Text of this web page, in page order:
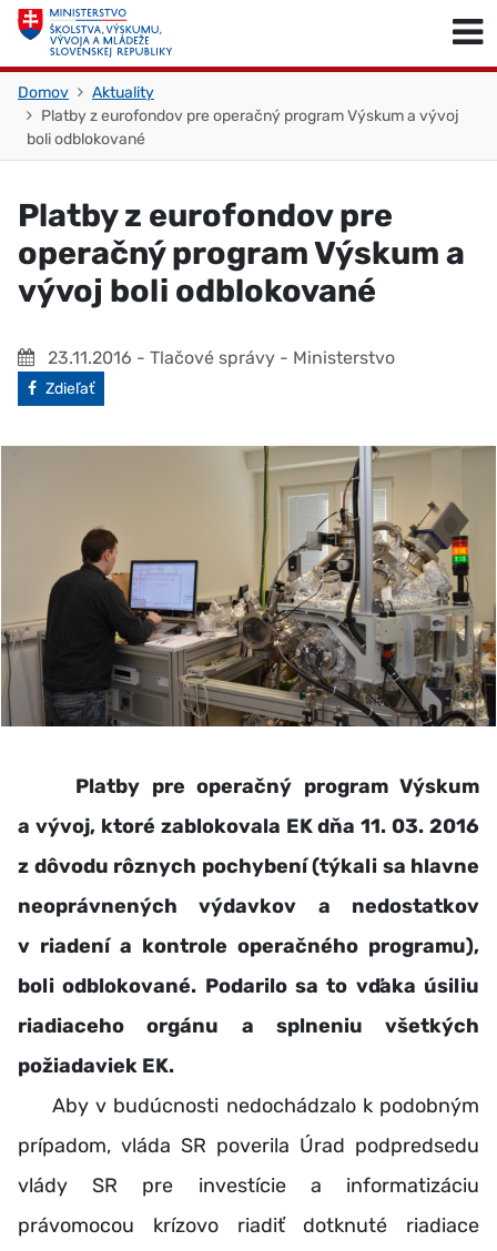
Skočiť na obsah
Domov
Aktuality
Platby z eurofondov pre operačný program Výskum a vývoj
boli odblokované
Platby z eurofondov pre
operačný program Výskum a
vývoj boli odblokované
23.11.2016 - Tlačové správy - Ministerstvo
Facebook
Zdieľať
Platby pre operačný program Výskum
a vývoj, ktoré zablokovala EK dňa 11. 03. 2016
z dôvodu rôznych pochybení (týkali sa hlavne
neoprávnených výdavkov a nedostatkov
v riadení a kontrole operačného programu),
boli odblokované. Podarilo sa to vďaka úsiliu
riadiaceho orgánu a splneniu všetkých
požiadaviek EK.
Aby v budúcnosti nedochádzalo k podobným
prípadom, vláda SR poverila Úrad podpredsedu
vlády SR pre investície a informatizáciu
právomocou krízovo riadiť dotknuté riadiace
Skočiť na začiatok stránky